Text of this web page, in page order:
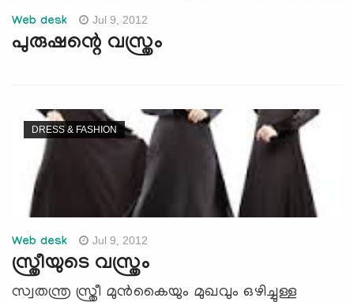
Web desk Jul 9, 2012
പുരുഷന്റെ വസ്ത്രം
DRESS & FASHION
Web desk Jul 9, 2012
സ്ത്രീയുടെ വസ്ത്രം
സ്വതന്ത്ര സ്ത്രീ മുന്‍കൈയും മുഖവും ഒഴിച്ചുള്ള